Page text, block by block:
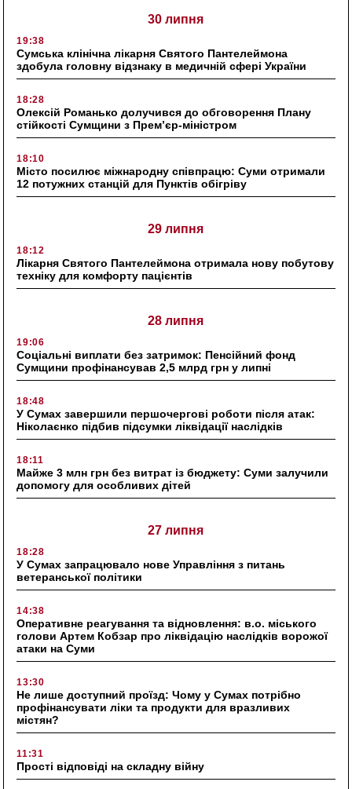
30 липня
19:38
Сумська клінічна лікарня Святого Пантелеймона
здобула головну відзнаку в медичній сфері України
18:28
Олексій Романько долучився до обговорення Плану
стійкості Сумщини з Прем’єр-міністром
18:10
Місто посилює міжнародну співпрацю: Суми отримали
12 потужних станцій для Пунктів обігріву
29 липня
18:12
Лікарня Святого Пантелеймона отримала нову побутову
техніку для комфорту пацієнтів
28 липня
19:06
Соціальні виплати без затримок: Пенсійний фонд
Сумщини профінансував 2,5 млрд грн у липні
18:48
У Сумах завершили першочергові роботи після атак:
Ніколаєнко підбив підсумки ліквідації наслідків
18:11
Майже 3 млн грн без витрат із бюджету: Суми залучили
допомогу для особливих дітей
27 липня
18:28
У Сумах запрацювало нове Управління з питань
ветеранської політики
14:38
Оперативне реагування та відновлення: в.о. міського
голови Артем Кобзар про ліквідацію наслідків ворожої
атаки на Суми
13:30
Не лише доступний проїзд: Чому у Сумах потрібно
профінансувати ліки та продукти для вразливих
містян?
11:31
Прості відповіді на складну війну